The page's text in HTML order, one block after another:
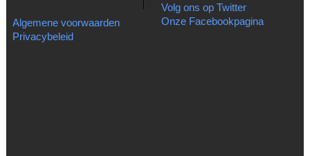
Algemene voorwaarden
Privacybeleid
Volg ons op Twitter
Onze Facebookpagina